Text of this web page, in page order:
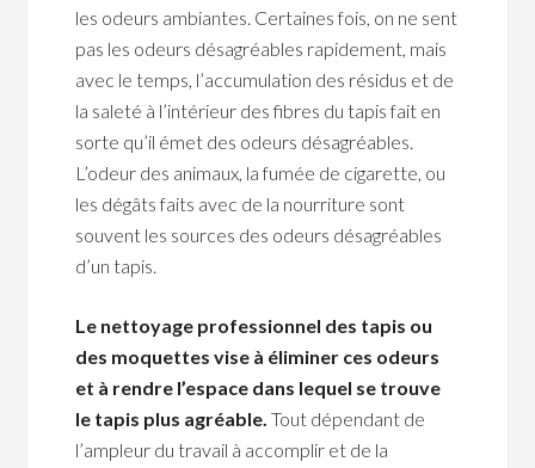
les odeurs ambiantes. Certaines fois, on ne sent
pas les odeurs désagréables rapidement, mais
avec le temps, l’accumulation des résidus et de
la saleté à l’intérieur des fibres du tapis fait en
sorte qu’il émet des odeurs désagréables.
L’odeur des animaux, la fumée de cigarette, ou
les dégâts faits avec de la nourriture sont
souvent les sources des odeurs désagréables
d’un tapis.
Le nettoyage professionnel des tapis ou
des moquettes vise à éliminer ces odeurs
et à rendre l’espace dans lequel se trouve
le tapis plus agréable. Tout dépendant de
l’ampleur du travail à accomplir et de la